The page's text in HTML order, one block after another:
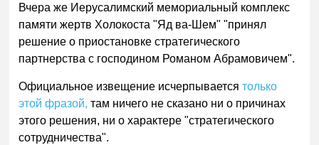
Вчера же Иерусалимский мемориальный комплекс
памяти жертв Холокоста "Яд ва-Шем" "принял
решение о приостановке стратегического
партнерства с господином Романом Абрамовичем".
Официальное извещение исчерпываетсятолько
этой фразой, там ничего не сказано ни о причинах
этого решения, ни о характере "стратегического
сотрудничества".